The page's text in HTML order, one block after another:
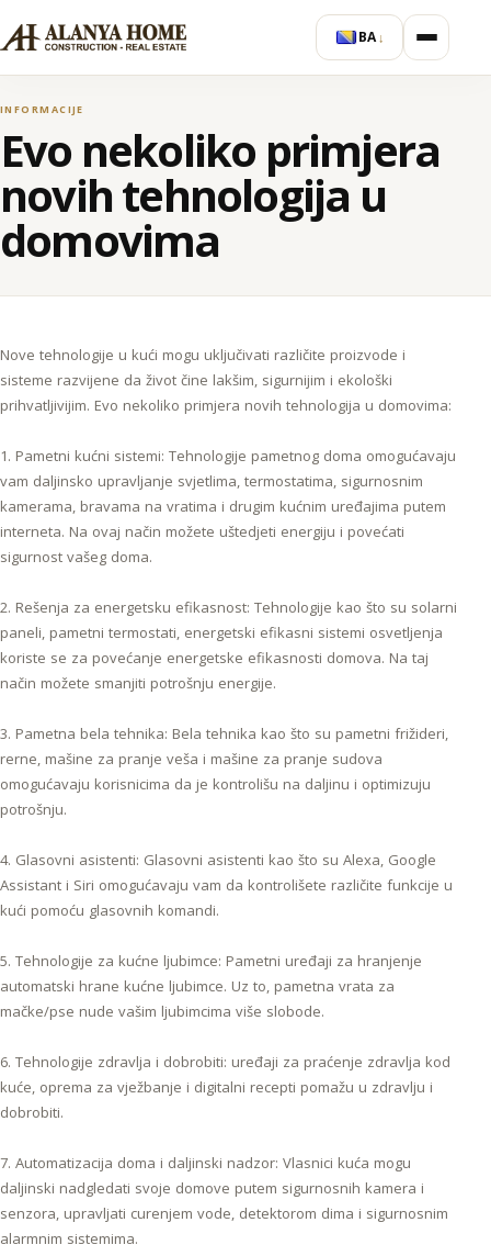
BA ↓
INFORMACIJE
Evo nekoliko primjera
novih tehnologija u
domovima
Nove tehnologije u kući mogu uključivati različite proizvode i
sisteme razvijene da život čine lakšim, sigurnijim i ekološki
prihvatljivijim. Evo nekoliko primjera novih tehnologija u domovima:
1. Pametni kućni sistemi: Tehnologije pametnog doma omogućavaju
vam daljinsko upravljanje svjetlima, termostatima, sigurnosnim
kamerama, bravama na vratima i drugim kućnim uređajima putem
interneta. Na ovaj način možete uštedjeti energiju i povećati
sigurnost vašeg doma.
2. Rešenja za energetsku efikasnost: Tehnologije kao što su solarni
paneli, pametni termostati, energetski efikasni sistemi osvetljenja
koriste se za povećanje energetske efikasnosti domova. Na taj
način možete smanjiti potrošnju energije.
3. Pametna bela tehnika: Bela tehnika kao što su pametni frižideri,
rerne, mašine za pranje veša i mašine za pranje sudova
omogućavaju korisnicima da je kontrolišu na daljinu i optimizuju
potrošnju.
4. Glasovni asistenti: Glasovni asistenti kao što su Alexa, Google
Assistant i Siri omogućavaju vam da kontrolišete različite funkcije u
kući pomoću glasovnih komandi.
5. Tehnologije za kućne ljubimce: Pametni uređaji za hranjenje
automatski hrane kućne ljubimce. Uz to, pametna vrata za
mačke/pse nude vašim ljubimcima više slobode.
6. Tehnologije zdravlja i dobrobiti: uređaji za praćenje zdravlja kod
kuće, oprema za vježbanje i digitalni recepti pomažu u zdravlju i
dobrobiti.
7. Automatizacija doma i daljinski nadzor: Vlasnici kuća mogu
daljinski nadgledati svoje domove putem sigurnosnih kamera i
senzora, upravljati curenjem vode, detektorom dima i sigurnosnim
alarmnim sistemima.